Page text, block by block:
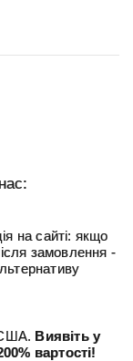
на сайті: якщо
замовлення -
США. Виявіть у
вартості!